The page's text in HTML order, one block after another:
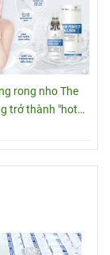
rong nho The
trở thành "hot